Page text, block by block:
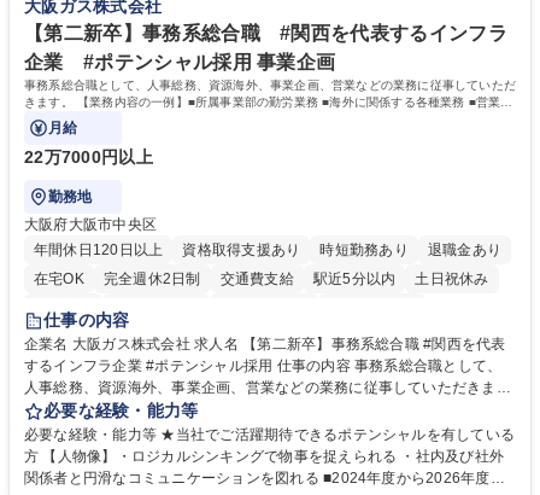
力： 資格：
大阪ガス株式会社
【第二新卒】事務系総合職 #関西を代表するインフラ
企業 #ポテンシャル採用 事業企画
事務系総合職として、人事総務、資源海外、事業企画、営業などの業務に従事していただ
きます。 【業務内容の一例】■所属事業部の勤労業務 ■海外に関係する各種業務 ■営業部
門の企画スタッフ、ルート営業
月給
22万7000円以上
勤務地
大阪府大阪市中央区
年間休日120日以上
資格取得支援あり 時短勤務あり
退職金あり
在宅OK
完全週休2日制 交通費支給 駅近5分以内
土日祝休み
服装自由
第二新卒歓迎
仕事の内容
企業名 大阪ガス株式会社 求人名 【第二新卒】事務系総合職 #関西を代表
するインフラ企業 #ポテンシャル採用 仕事の内容 事務系総合職として、
人事総務、資源海外、事業企画、営業などの業務に従事していただきま
す。 【業務内容の一例】■所属事業部の勤労業務 ■海外に関係する各種業
務 ■営業部門の企画スタッフ、ルート営業 【キャリアパス】入社後の配属
ポジションで一定期間ご活躍頂いた後、本人の適性及び将来のキャリアを
鑑みてジョブローテーションを行います。 【育成】OJTでの現場育成や研
必要な経験・能力等
必要な経験・能力等 ★当社でご活躍期待できるポテンシャルを有している
方 【人物像】・ロジカルシンキングで物事を捉えられる ・社内及び社外
関係者と円滑なコミュニケーションを図れる ■2024年度から2026年度ま